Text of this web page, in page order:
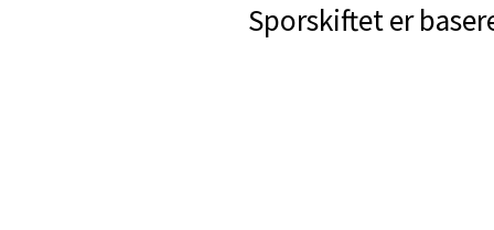
Sporskiftet er